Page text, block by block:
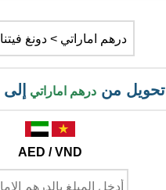
تحويل من درهم اماراتي إلى
AED / VND